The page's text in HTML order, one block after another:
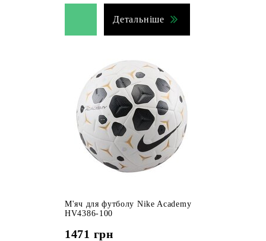
Детальніше
М'яч для футболу Nike Academy
HV4386-100
1471 грн